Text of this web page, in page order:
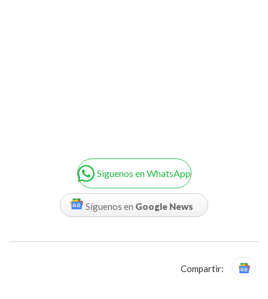
Siguenos en WhatsApp
Síguenos en Google News
Compartir: